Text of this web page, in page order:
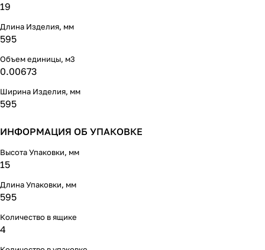
19
Длина Изделия, мм
595
Объем единицы, м3
0.00673
Ширина Изделия, мм
595
ИНФОРМАЦИЯ ОБ УПАКОВКЕ
Высота Упаковки, мм
15
Длина Упаковки, мм
595
Количество в ящике
4